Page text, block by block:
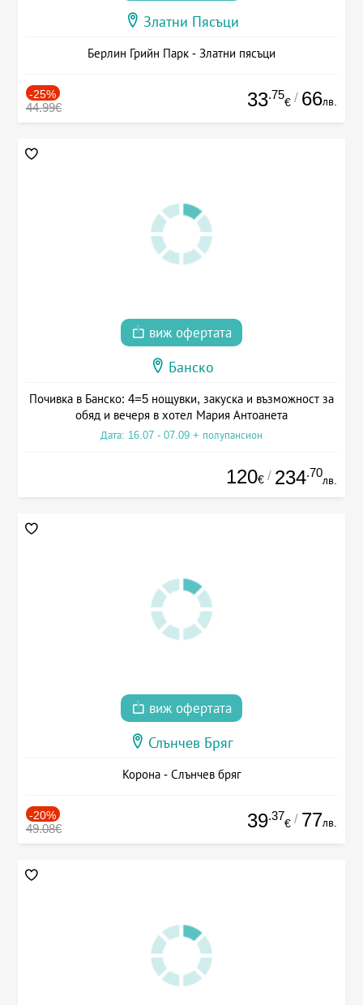
Златни Пясъци
Берлин Грийн Парк - Златни пясъци
-25%
44.99€ 33.75
€ / 66лв.
виж офертата
Банско
Почивка в Банско: 4=5 нощувки, закуска и възможност за
обяд и вечеря в хотел Мария Антоанета
Дата: 16.07 - 07.09 + полупансион
120€ / 234.70
лв.
виж офертата
Слънчев Бряг
Корона - Слънчев бряг
-20%
49.08€ 39.37
€ / 77лв.